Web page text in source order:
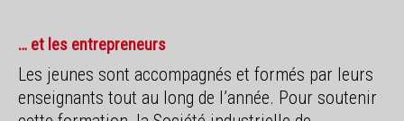
… et les entrepreneurs
Les jeunes sont accompagnés et formés par leurs
enseignants tout au long de l’année. Pour soutenir